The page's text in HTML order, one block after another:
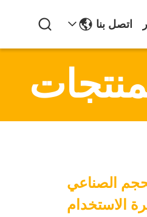
اتصل بنا
الصناعي
الاستخدام